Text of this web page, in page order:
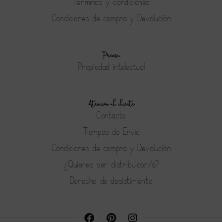
Condiciones de compra y Devolución
Prensa
Propiedad intelectual
Atención al cliente
Contacto
Tiempos de Envío
Condiciones de compra y Devolución
¿Quieres ser distribuidor/a?
Derecho de desistimiento